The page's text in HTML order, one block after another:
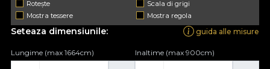
Rotește
Scala di grigi
Mostra tessere
Mostra regola
Seteaza dimensiunile: guida alle misure
Lungime (max 1664cm) Inaltime (max 900cm)